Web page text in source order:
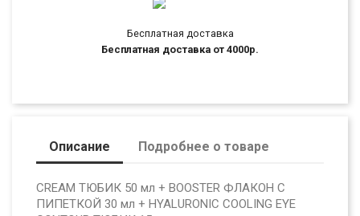
Бесплатная доставка
Бесплатная доставка от 4000р.
Описание Подробнее о товаре
CREAM ТЮБИК 50 мл + BOOSTER ФЛАКОН С
ПИПЕТКОЙ 30 мл + HYALURONIC COOLING EYE